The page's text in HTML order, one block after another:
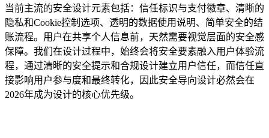
当前主流的安全设计元素包括：信任标识与支付徽章、清晰的
隐私和Cookie控制选项、透明的数据使用说明、简单安全的结
账流程。用户在共享个人信息前，天然需要视觉层面的安全感
保障。我们在设计过程中，始终会将安全要素融入用户体验流
程，通过清晰的安全提示和合规设计建立用户信任，而信任直
接影响用户参与度和最终转化，因此安全导向设计必然会在
2026年成为设计的核心优先级。